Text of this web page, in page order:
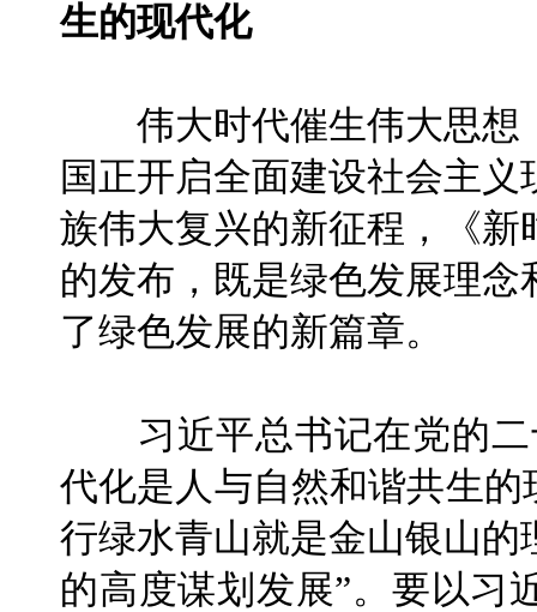
生的现代化
伟大时代催生伟大思想
国正开启全面建设社会主
族伟大复兴的新征程，《
的发布，既是绿色发展理
了绿色发展的新篇章。
习近平总书记在党的二
代化是人与自然和谐共生的
行绿水青山就是金山银山
的高度谋划发展”。要以习